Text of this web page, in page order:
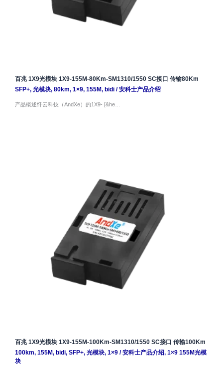
百兆 1X9光模块 1X9-155M-80Km-SM1310/1550 SC接口 传输80Km
SFP+, 光模块, 80km, 1×9, 155M, bidi/安科士产品介绍
产品概述纤云科技（AndXe）的1X9- [&he…
百兆 1X9光模块 1X9-155M-100Km-SM1310/1550 SC接口 传输100Km
100km, 155M, bidi, SFP+, 光模块, 1×9/安科士产品介绍, 1×9 155M光模
块